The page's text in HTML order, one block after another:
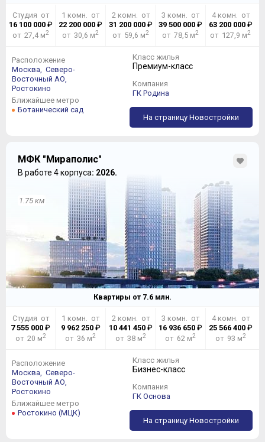
Студия от
16 100 000₽
от 27,4 м2
1 комн. от
22 200 000 ₽
от 30,6 м2
2 комн. от
31 200 000₽
от 59,6 м2
3 комн. от
39 500 000 ₽
от 78,5 м2
4 комн. от
63 200 000₽
от 127,9 м2
Расположение
Москва,
Северо-
Восточный АО,
Ростокино
Ближайшее метро
Ботанический сад
Класс жилья
Премиум-класс
Компания
ГК Родина
На страницу Новостройки
МФК "Мираполис"
В работе 4 корпуса: 2026.
1.75 км
Квартиры от 7.6 млн.
Студия от
7 555 000 ₽
от 20 м2
1 комн. от
9 962 250₽
от 36 м2
2 комн. от
10 441 450₽
от 38 м2
3 комн. от
16 936 650 ₽
от 62 м2
4 комн. от
25 566 400₽
от 93 м2
Расположение
Москва,
Северо-
Восточный АО,
Ростокино
Ближайшее метро
Ростокино (МЦК)
Класс жилья
Бизнес-класс
Компания
ГК Основа
На страницу Новостройки